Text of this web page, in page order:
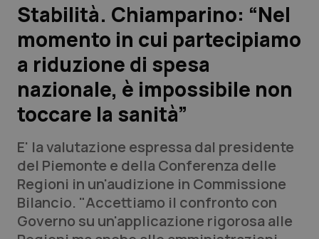
Scienza e Farmaci
Studi e Analisi
Lettere al direttore
QS Pro
Professionisti Sanitari.AI
Stabilità. Chiamparino: “Nel
momento in cui partecipiamo
a riduzione di spesa
nazionale, è impossibile non
toccare la sanità”
E' la valutazione espressa dal presidente
del Piemonte e della Conferenza delle
Regioni in un'audizione in Commissione
Bilancio. "Accettiamo il confronto con
Governo su un'applicazione rigorosa alle